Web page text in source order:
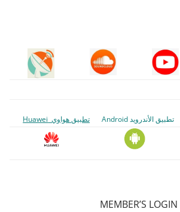
تطبيق الأندرويد Android تطبيق هواوي Huawei